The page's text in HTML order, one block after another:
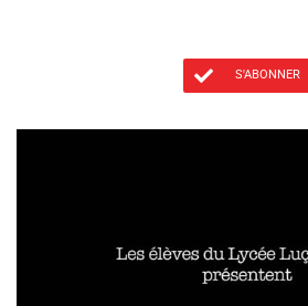
S'ABONNER